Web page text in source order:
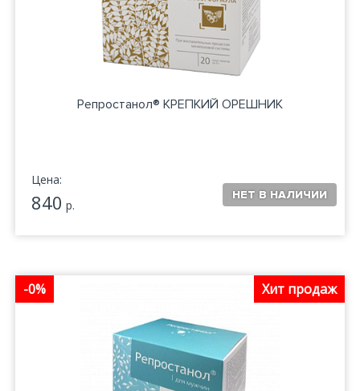
Репростанол® КРЕПКИЙ ОРЕШНИК
Цена:
840 р.
Хит продаж
-0%